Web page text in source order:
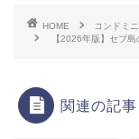
HOME
コンドミ
【2026年版】セブ
関連の記事